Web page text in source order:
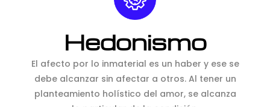
Hedonismo
El afecto por lo inmaterial es un haber y ese se
debe alcanzar sin afectar a otros. Al tener un
planteamiento holístico del amor, se alcanza